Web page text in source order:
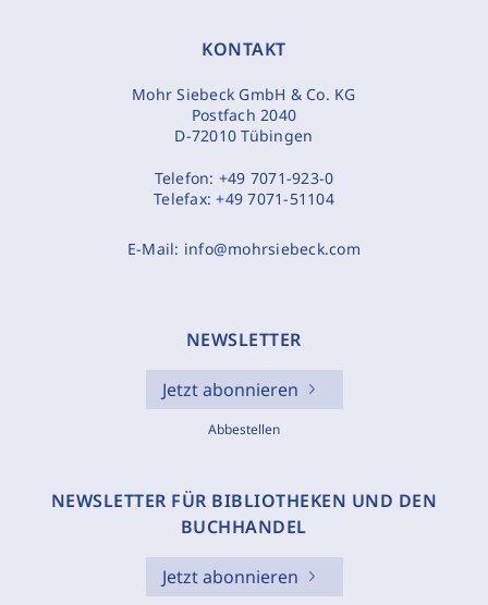
KONTAKT
Mohr Siebeck GmbH & Co. KG
Postfach 2040
D-72010 Tübingen
Telefon: +49 7071-923-0
Telefax:+49 7071-51104
E-Mail: info@mohrsiebeck.com
NEWSLETTER
Jetzt abonnieren
Abbestellen
NEWSLETTER FÜR BIBLIOTHEKEN UND DEN
BUCHHANDEL
Jetzt abonnieren